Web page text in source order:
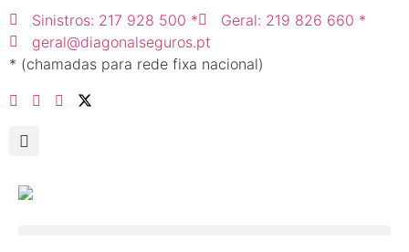
Sinistros: 217 928 500 *
Geral: 219 826 660 *
geral@diagonalseguros.pt
* (chamadas para rede fixa nacional)